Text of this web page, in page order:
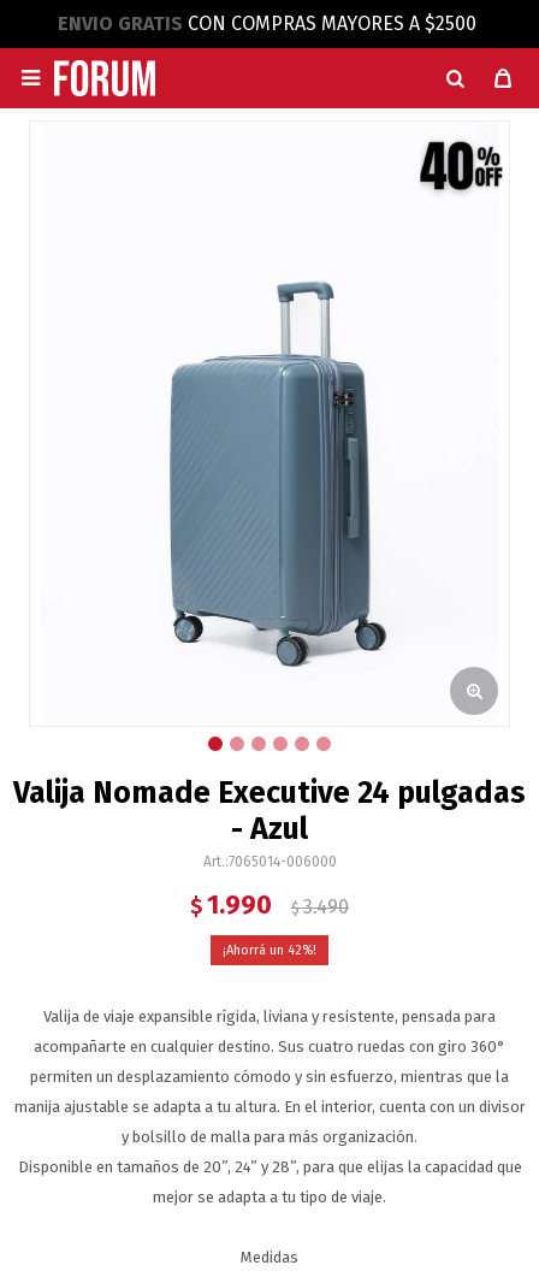
ENVIO GRATIS CON COMPRAS MAYORES A $2500

Valija Nomade Executive 24 pulgadas
- Azul
7065014-006000
$1.990 $ 3.490
42
Valija de viaje expansible rígida, liviana y resistente, pensada para
acompañarte en cualquier destino. Sus cuatro ruedas con giro 360°
permiten un desplazamiento cómodo y sin esfuerzo, mientras que la
manija ajustable se adapta a tu altura. En el interior, cuenta con un divisor
y bolsillo de malla para más organización.
Disponible en tamaños de 20”, 24” y 28”, para que elijas la capacidad que
mejor se adapta a tu tipo de viaje.
Medidas